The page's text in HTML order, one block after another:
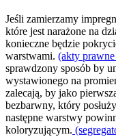
Jeśli zamierzamy
które jest narażone na
konieczne będzie
warstwami. (akty
sprawdzony sposób by
wystawionego na
zalecają, by jako
bezbarwny, który
następne warstwy
koloryzującym.